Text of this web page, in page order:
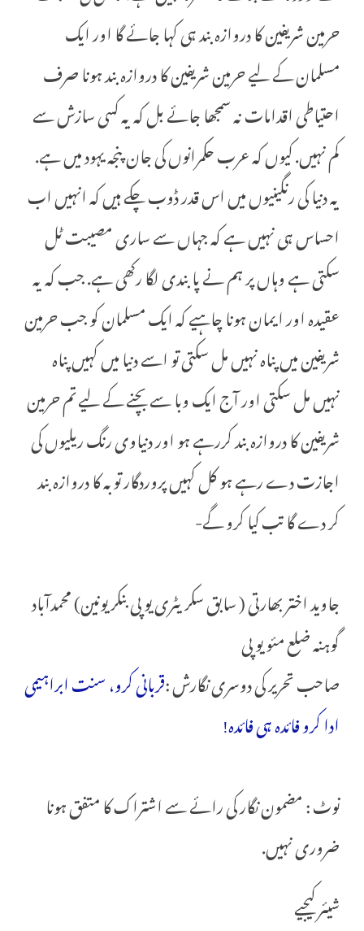
حرمین شریفین کا دروازہ بند ہی کہا جائے گا اور ایک
مسلمان کے لیے حرمین شریفین کا دروازہ بند ہونا صرف
احتیاطی اقدامات نہ سمجھا جائے بل کہ یہ کسی سازش سے
کم نہیں. کیوں کہ عرب حکمرانوں کی جان پنجہ یہود میں ہے.
یہ دنیا کی رنگینیوں میں اس قدر ڈوب چکے ہیں کہ انہیں اب
احساس ہی نہیں ہے کہ جہاں سے ساری مصیبت ٹل
سکتی ہے وہاں پر ہم نے پابندی لگا رکھی ہے. جب کہ یہ
عقیدہ اور ایمان ہونا چاہیے کہ ایک مسلمان کو جب حرمین
شریفین میں پناہ نہیں مل سکتی تو اسے دنیا میں کہیں پناہ
نہیں مل سکتی اور آج ایک وبا سے بچنے کے لیے تم حرمین
شریفین کا دروازہ بند کررہے ہو اور دنیاوی رنگ ریلیوں کی
اجازت دے رہے ہو کل کہیں پروردگار توبہ کا دروازہ بند
کر دے گا تب کیا کرو گے-
جاوید اختر بھارتی ( سابق سکریٹری یو پی بنکر یونین) محمدآباد
گوہنہ ضلع مئو یو پی
صاحب تحریر کی دوسری نگارش :قربانی کرو، سنت ابراہیمی
ادا کرو فائدہ ہی فائدہ!
نوٹ : مضمون نگار کی رائے سے اشتراک کا متفق ہونا
ضروری نہیں.
شیئر کیجیے